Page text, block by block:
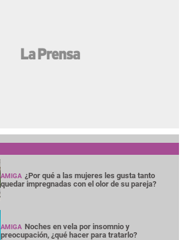
AMIGA ¿Por qué a las mujeres les gusta tanto
quedar impregnadas con el olor de su pareja?
AMIGA Noches en vela por insomnio y
preocupación, ¿qué hacer para tratarlo?